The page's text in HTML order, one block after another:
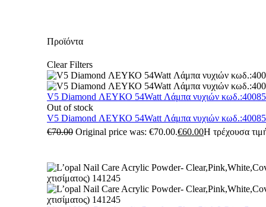
Προϊόντα
Clear Filters
V5 Diamond ΛΕΥΚΟ 54Watt Λάμπα νυχιών
Out of stock
V5 Diamond ΛΕΥΚΟ 54Watt Λάμπα νυχιών
€70.00 Original price was: €70.00.€60.00Η τρέχουσα